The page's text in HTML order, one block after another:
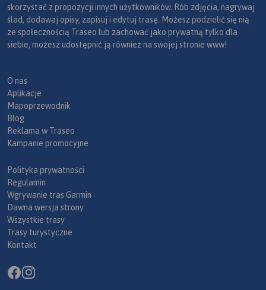
skorzystać z propozycji innych użytkowników. Rób zdjęcia, nagrywaj
ślad, dodawaj opisy, zapisuj i edytuj trasę. Możesz podzielić się nią
ze społecznością Traseo lub zachować jako prywatną tylko dla
siebie, możesz udostępnić ją również na swojej stronie www!
O nas
Aplikacje
Mapoprzewodnik
Blog
Reklama w Traseo
Kampanie promocyjne
Polityka prywatności
Regulamin
Wgrywanie tras Garmin
Dawna wersja strony
Wszystkie trasy
Trasy turystyczne
Kontakt